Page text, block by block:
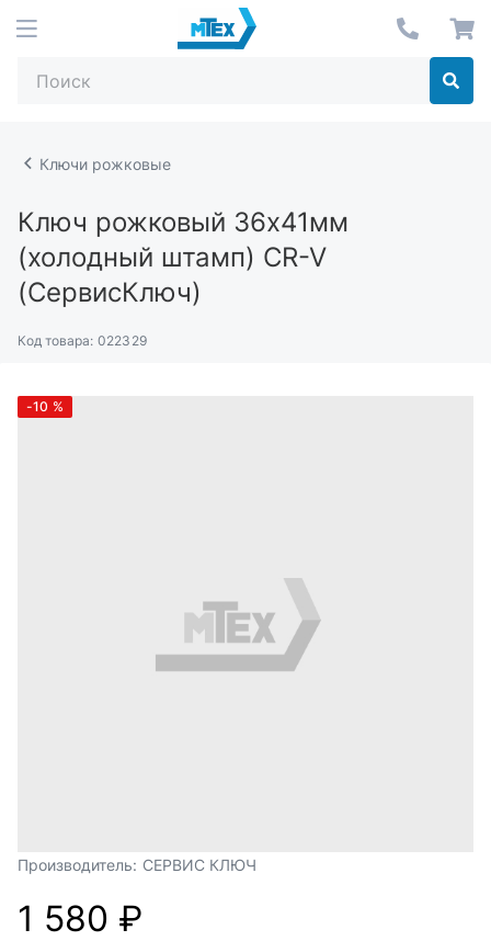
Ключи рожковые
Ключ рожковый 36х41мм
(холодный штамп) CR-V
(СервисКлюч)
Код товара: 022329
-10 %
Производитель: СЕРВИС КЛЮЧ
1 580 ₽